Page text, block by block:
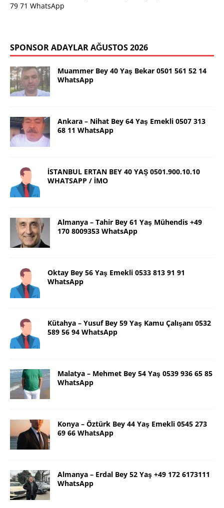
79 71 WhatsApp
SPONSOR ADAYLAR AĞUSTOS 2026
Muammer Bey 40 Yaş Bekar 0501 561 52 14
WhatsApp
Ankara – Nihat Bey 64 Yaş Emekli 0507 313
68 11 WhatsApp
İSTANBUL ERTAN BEY 40 YAŞ 0501.900.10.10
WHATSAPP / İMO
Almanya – Tahir Bey 61 Yaş Mühendis +49
170 8009353 WhatsApp
Oktay Bey 56 Yaş Emekli 0533 813 91 91
WhatsApp
Kütahya – Yusuf Bey 59 Yaş Kamu Çalışanı 0532
589 56 94 WhatsApp
Malatya – Mehmet Bey 54 Yaş 0539 936 65 85
WhatsApp
Konya – Öztürk Bey 44 Yaş Emekli 0545 273
69 66 WhatsApp
Almanya – Erdal Bey 52 Yaş +49 172 6173111
WhatsApp